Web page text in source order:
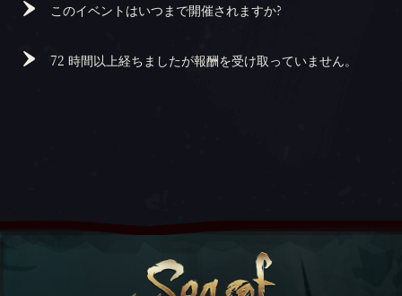
このイベントはいつまで開催されますか?
間午後 7 時) まで開催されます。ぜひ参加して、お祭りを
72 時間以上経ちましたが報酬を受け取っていません。